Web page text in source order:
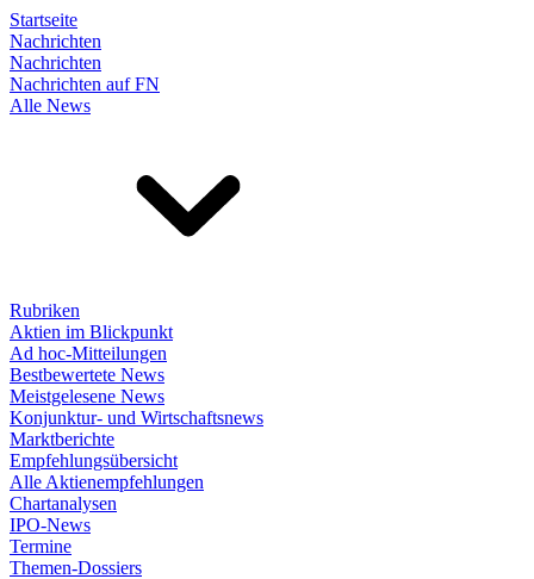
Startseite
Nachrichten
Nachrichten
Nachrichten auf FN
Alle News
Rubriken
Aktien im Blickpunkt
Ad hoc-Mitteilungen
Bestbewertete News
Meistgelesene News
Konjunktur- und Wirtschaftsnews
Marktberichte
Empfehlungsübersicht
Alle Aktienempfehlungen
Chartanalysen
IPO-News
Termine
Themen-Dossiers